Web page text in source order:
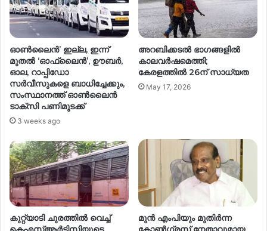
ഓൺലൈൻ’ ഇല്ല, ഇന്ന്
മുതൽ ‘ഓഫ്‌ലൈൻ’, ഊബർ,
ഓല, റാപ്പിഡോ
സർവീസുകളെ ബാധിച്ചേക്കും,
സംസ്ഥാനത്ത് ഓൺലൈൻ
ടാക്സി പണിമുടക്ക്
3 weeks ago
അറബിക്കടൽ ഭാഗങ്ങളിൽ
കാലവർഷമെത്തി;
കേരളത്തിൽ 26ന് സാധ്യത
May 17, 2026
കുറ്റ്യാടി ചുരത്തിൽ വെച്ച്
മുൻ എംപിയും മുതിർന്ന